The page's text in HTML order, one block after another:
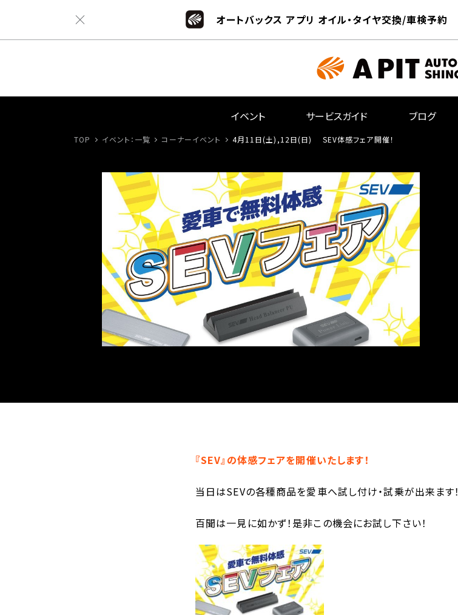
オートバックス アプリ オイル・タイヤ交換/車検予約
イベント サービスガイド ブログ
TOP イベント：一覧 コーナーイベント 4月11日(土),12日(日) SEV体感フェア開催！
『SEV』の体感フェアを開催いたします！
当日はSEVの各種商品を愛車へ試し付け・試乗が出来ます！
百聞は一見に如かず！是非この機会にお試し下さい！